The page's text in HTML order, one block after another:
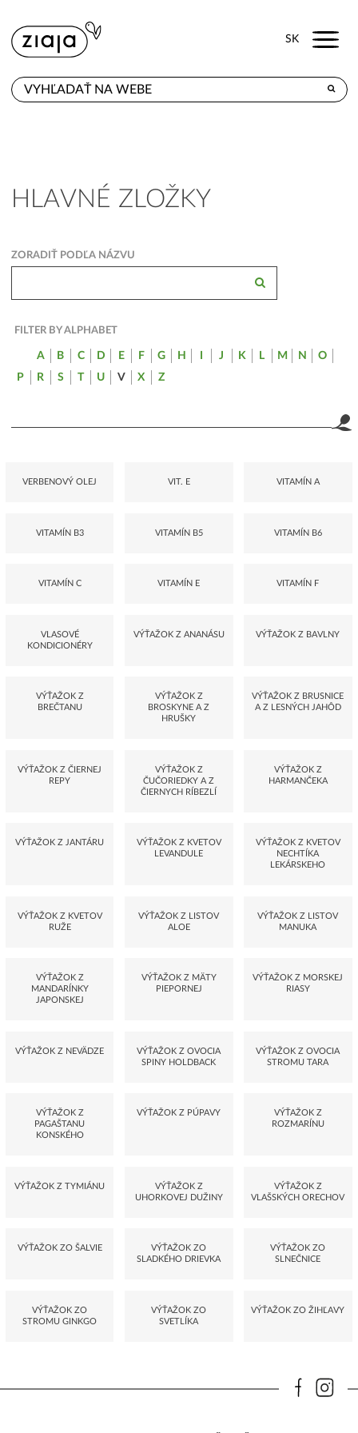
SK Menu
E-SHOP
HLAVNÉ ZLOŽKY
ZORADIŤ PODĽA NÁZVU
FILTER BY ALPHABET
A B C D E F G H J K L M N
O
P
R S T U V X Z
VERBENOVÝ OLEJ VIT. E VITAMÍN A
VITAMÍN B3 VITAMÍN B5 VITAMÍN B6
VITAMÍN C VITAMÍN E VITAMÍN F
VLASOVÉ
KONDICIONÉRY
VÝŤAŽOK Z ANANÁSU VÝŤAŽOK Z BAVLNY
VÝŤAŽOK Z
BREČTANU
VÝŤAŽOK Z
BROSKYNE A Z
HRUŠKY
VÝŤAŽOK Z BRUSNICE
A Z LESNÝCH JAHÔD
VÝŤAŽOK Z ČIERNEJ
REPY
VÝŤAŽOK Z
ČUČORIEDKY A Z
ČIERNYCH RÍBEZLÍ
VÝŤAŽOK Z
HARMANČEKA
VÝŤAŽOK Z JANTÁRU
VÝŤAŽOK Z KVETOV
LEVANDULE
VÝŤAŽOK Z KVETOV
NECHTÍKA
LEKÁRSKEHO
VÝŤAŽOK Z KVETOV
RUŽE
VÝŤAŽOK Z LISTOV
ALOE
VÝŤAŽOK Z LISTOV
MANUKA
VÝŤAŽOK Z
MANDARÍNKY
JAPONSKEJ
VÝŤAŽOK Z MÄTY
PIEPORNEJ
VÝŤAŽOK Z MORSKEJ
RIASY
VÝŤAŽOK Z NEVÄDZE
VÝŤAŽOK Z OVOCIA
SPINY HOLDBACK
VÝŤAŽOK Z OVOCIA
STROMU TARA
VÝŤAŽOK Z
PAGAŠTANU
KONSKÉHO
VÝŤAŽOK Z PÚPAVY
VÝŤAŽOK Z
ROZMARÍNU
VÝŤAŽOK Z TYMIÁNU
VÝŤAŽOK Z
UHORKOVEJ DUŽINY
VÝŤAŽOK Z
VLAŠSKÝCH ORECHOV
VÝŤAŽOK ZO ŠALVIE
VÝŤAŽOK ZO
SLADKÉHO DRIEVKA
VÝŤAŽOK ZO
SLNEČNICE
VÝŤAŽOK ZO
STROMU GINKGO
VÝŤAŽOK ZO
SVETLÍKA
VÝŤAŽOK ZO ŽIHĽAVY